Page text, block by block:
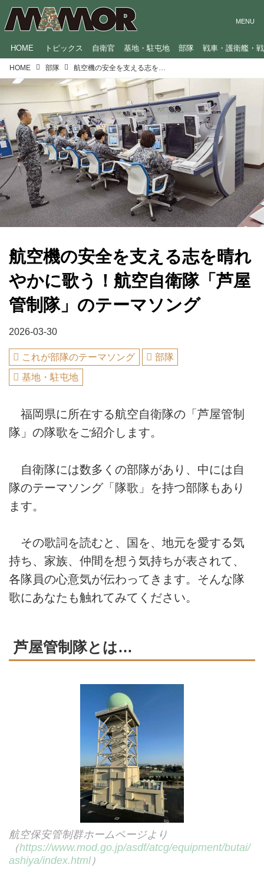
HOME トピックス 自衛官 基地・駐屯地 部隊 戦車・護衛艦・
HOME 部隊
航空機の安全を支える志を晴れ
やかに歌う！航空自衛隊「芦屋
管制隊」のテーマソング
2026-03-30
これが部隊のテーマソング
部隊
基地・駐屯地
福岡県に所在する航空自衛隊の「芦屋管制
隊」の隊歌をご紹介します。
自衛隊には数多くの部隊があり、中には自
隊のテーマソング「隊歌」を持つ部隊もあり
ます。
その歌詞を読むと、国を、地元を愛する気
持ち、家族、仲間を想う気持ちが表されて、
各隊員の心意気が伝わってきます。そんな隊
歌にあなたも触れてみてください。
芦屋管制隊とは…
航空保安管制群ホームページより
（https://www.mod.go.jp/asdf/atcg/equipment/butai/
ashiya/index.html）